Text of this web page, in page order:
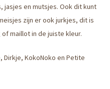
en mutsjes. Ook dit kunt
zijn er ook jurkjes, dit is
maillot in de juiste kleur.
Dirkje, KokoNoko en Petite